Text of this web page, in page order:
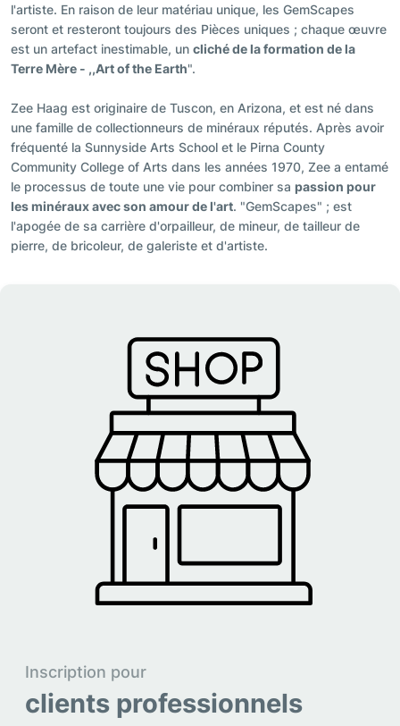
l'artiste. En raison de leur matériau unique, les GemScapes
seront et resteront toujours des Pièces uniques ; chaque œuvre
est un artefact inestimable, un cliché de la formation de la
Terre Mère - ,,Art of the Earth".
Zee Haag est originaire de Tuscon, en Arizona, et est né dans
une famille de collectionneurs de minéraux réputés. Après avoir
fréquenté la Sunnyside Arts School et le Pirna County
Community College of Arts dans les années 1970, Zee a entamé
le processus de toute une vie pour combiner sa passion pour
les minéraux avec son amour de l'art. "GemScapes" ; est
l'apogée de sa carrière d'orpailleur, de mineur, de tailleur de
pierre, de bricoleur, de galeriste et d'artiste.
Inscription pour
clients professionnels